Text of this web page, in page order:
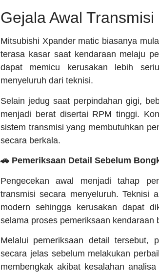
Gejala Awal
Mitsubishi Xpander matic biasanya
terasa kasar saat kendaraan melaju
dapat memicu kerusakan lebih
menyeluruh dari teknisi.
Selain jedug saat perpindahan gigi,
menjadi berat disertai RPM tinggi.
sistem transmisi yang membutuhkan
secara berkala.
🚗 Pemeriksaan Detail Sebelum
Pengecekan awal menjadi tahap
transmisi secara menyeluruh. Teknisi
modern sehingga kerusakan dapat
selama proses pemeriksaan kendaraan
Melalui pemeriksaan detail tersebut,
secara jelas sebelum melakukan
membengkak akibat kesalahan